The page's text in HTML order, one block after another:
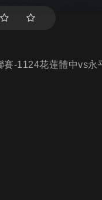
-1124花蓮體中vs永